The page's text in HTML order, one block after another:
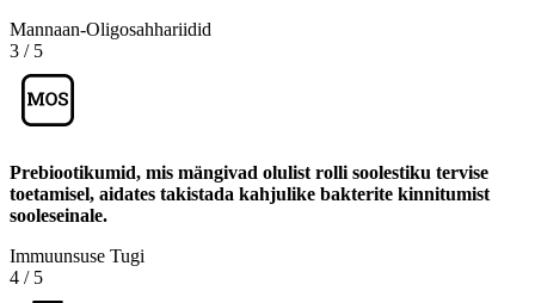
Mannaan-Oligosahhariidid
3 / 5
Prebiootikumid, mis mängivad olulist rolli soolestiku tervise
toetamisel, aidates takistada kahjulike bakterite kinnitumist
sooleseinale.
Immuunsuse Tugi
4 / 5